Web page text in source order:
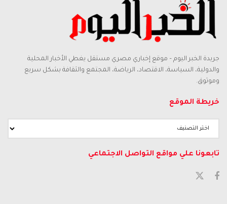
جريدة الخبر اليوم – موقع إخباري مصري مستقل يغطي الأخبار المحلية
والدولية، السياسة، الاقتصاد، الرياضة، المجتمع والثقافة بشكل سريع
وموثوق.
خريطة الموقع
تابعونا علي مواقع التواصل الاجتماعي